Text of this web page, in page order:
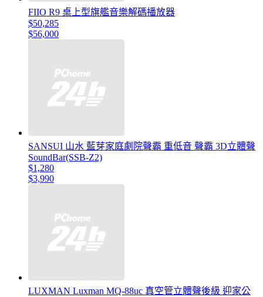
FIIO R9 桌上型旗艦音樂解碼播放器
$50,285
$56,000
SANSUI 山水 藍芽家庭劇院聲霸 重低音 聲霸 3D立體聲
SoundBar(SSB-Z2)
$1,280
$3,990
LUXMAN Luxman MQ-88uc 真空管立體聲後級 迎家公